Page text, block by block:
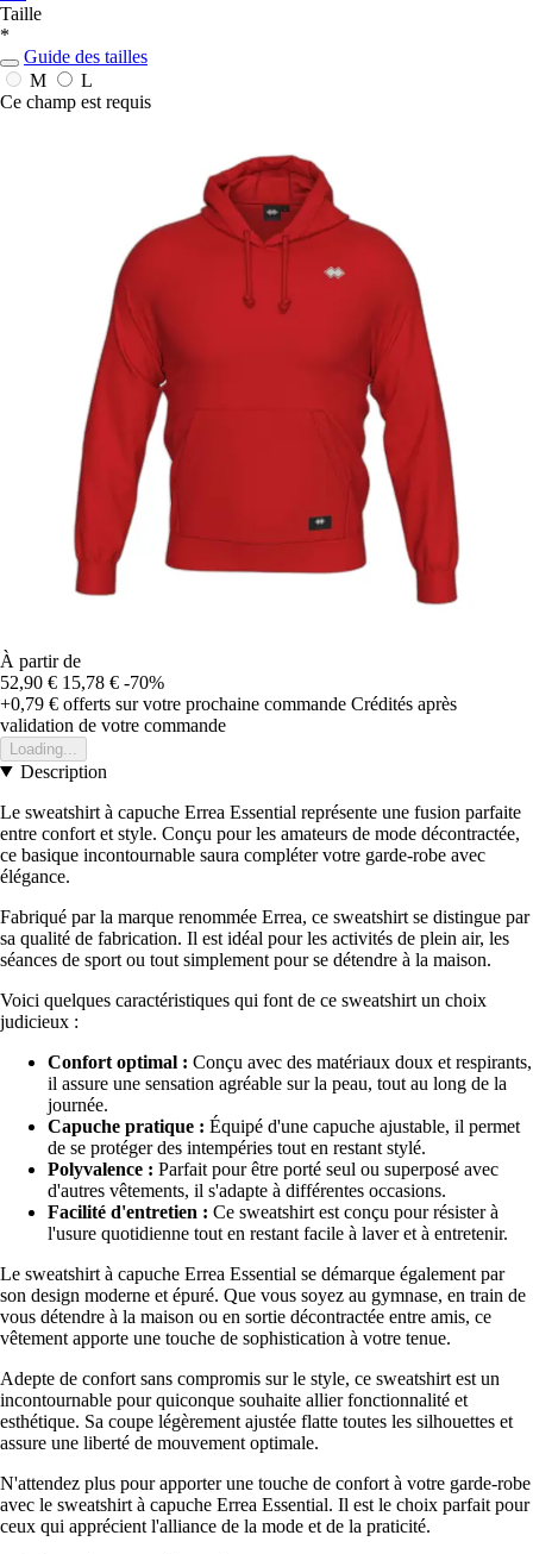
Taille
*
Guide des tailles
M
L
Ce champ est requis
À partir de
52,90 € 15,78 € -70%
+0,79 € offerts sur votre prochaine commande Crédités après
validation de votre commande
Loading...
Description
Le sweatshirt à capuche Errea Essential représente une fusion parfaite
entre confort et style. Conçu pour les amateurs de mode décontractée,
ce basique incontournable saura compléter votre garde-robe avec
élégance.
Fabriqué par la marque renommée Errea, ce sweatshirt se distingue par
sa qualité de fabrication. Il est idéal pour les activités de plein air, les
séances de sport ou tout simplement pour se détendre à la maison.
Voici quelques caractéristiques qui font de ce sweatshirt un choix
judicieux :
Confort optimal : Conçu avec des matériaux doux et respirants,
il assure une sensation agréable sur la peau, tout au long de la
journée.
Capuche pratique : Équipé d'une capuche ajustable, il permet
de se protéger des intempéries tout en restant stylé.
Polyvalence : Parfait pour être porté seul ou superposé avec
d'autres vêtements, il s'adapte à différentes occasions.
Facilité d'entretien : Ce sweatshirt est conçu pour résister à
l'usure quotidienne tout en restant facile à laver et à entretenir.
Le sweatshirt à capuche Errea Essential se démarque également par
son design moderne et épuré. Que vous soyez au gymnase, en train de
vous détendre à la maison ou en sortie décontractée entre amis, ce
vêtement apporte une touche de sophistication à votre tenue.
Adepte de confort sans compromis sur le style, ce sweatshirt est un
incontournable pour quiconque souhaite allier fonctionnalité et
esthétique. Sa coupe légèrement ajustée flatte toutes les silhouettes et
assure une liberté de mouvement optimale.
N'attendez plus pour apporter une touche de confort à votre garde-robe
avec le sweatshirt à capuche Errea Essential. Il est le choix parfait pour
ceux qui apprécient l'alliance de la mode et de la praticité.